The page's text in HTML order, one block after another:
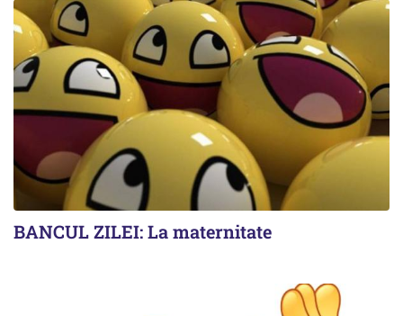
BANCUL ZILEI: La maternitate